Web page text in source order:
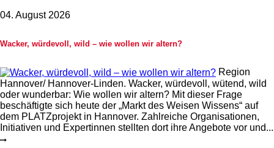
04. August 2026
Wacker, würdevoll, wild – wie wollen wir altern?
Region
Hannover/ Hannover-Linden. Wacker, würdevoll, wütend, wild
oder wunderbar: Wie wollen wir altern? Mit dieser Frage
beschäftigte sich heute der „Markt des Weisen Wissens“ auf
dem PLATZprojekt in Hannover. Zahlreiche Organisationen,
Initiativen und Expertinnen stellten dort ihre Angebote vor und...